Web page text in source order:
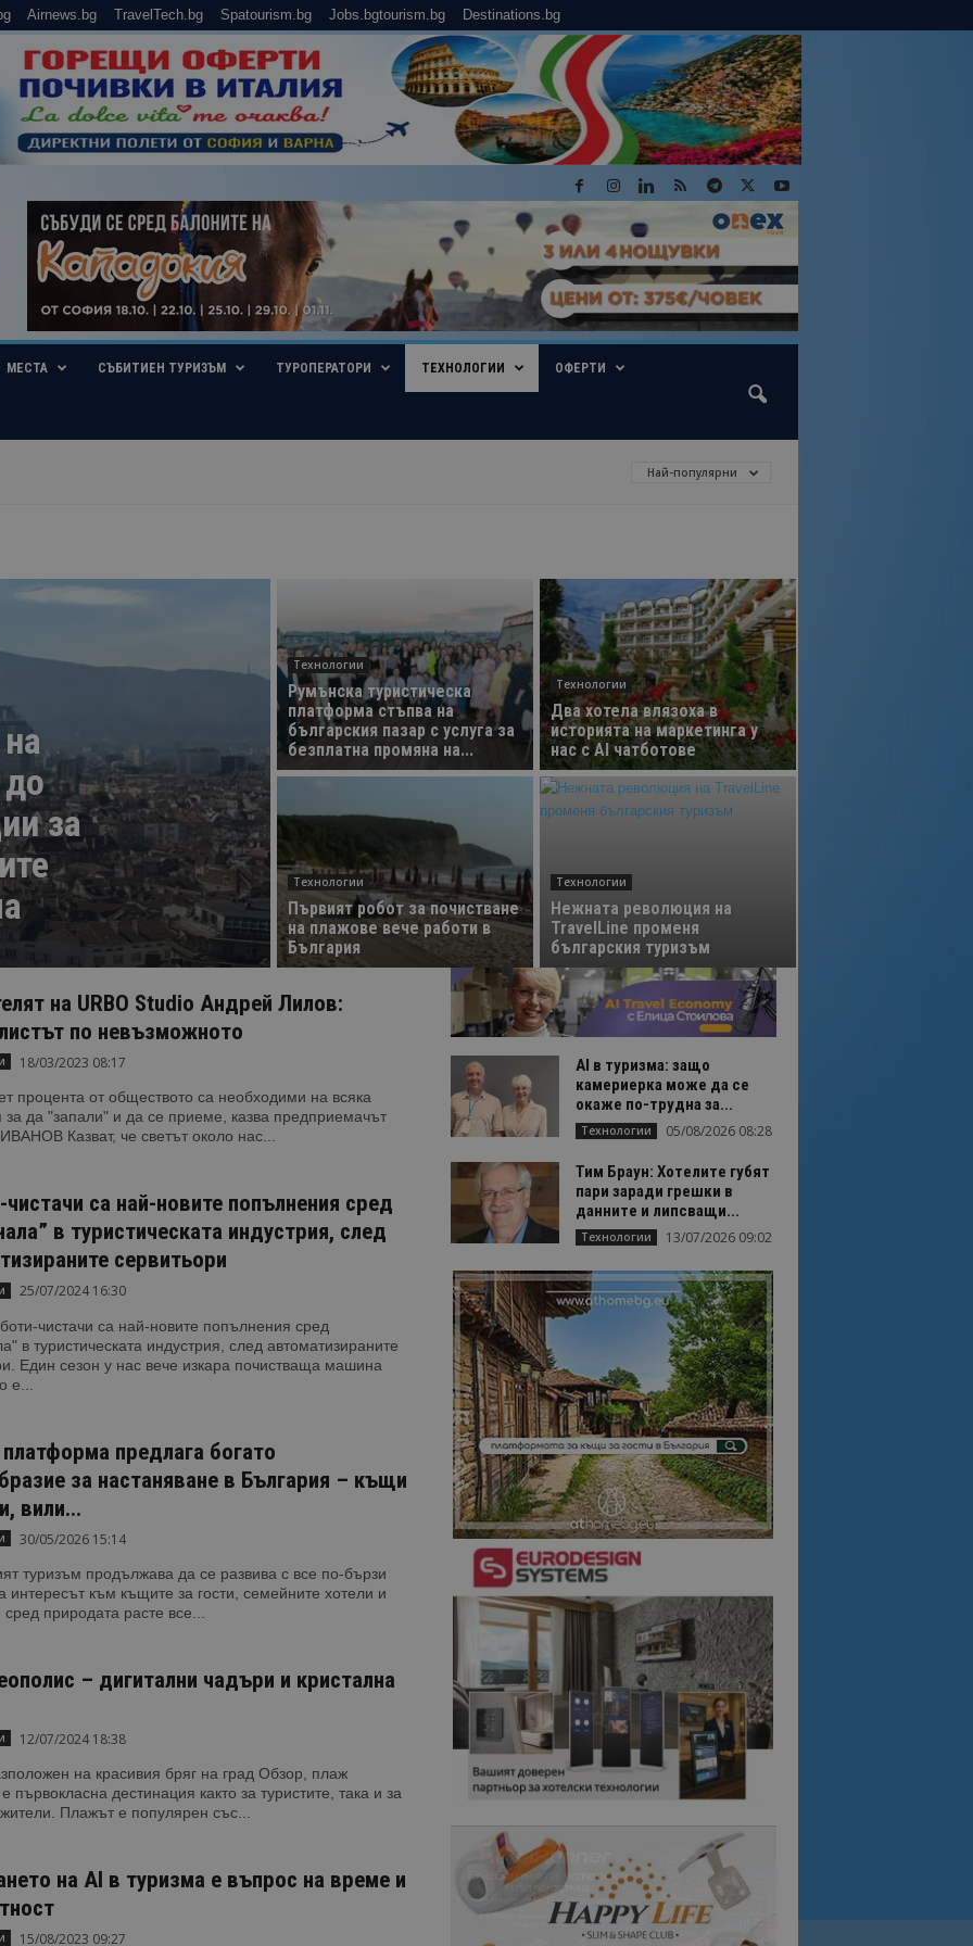
Airnews.bg TravelTech.bg Spatourism.bg Jobs.bgtourism.bg Destinations.bg
МЕСТА СЪБИТИЕН ТУРИЗЪМ ТУРОПЕРАТОРИ ТЕХНОЛОГИИ ОФЕРТИ
Най-популярни
за
Технологии
Румънска туристическа
платформа стъпва на
българския пазар с услуга за
безплатна промяна на...
Технологии
Два хотела влязоха в
историята на маркетинга у
нас с AI чатботове
Технологии
Първият робот за почистване
на плажове вече работи в
България
Технологии
Нежната революция на
TravelLine променя
българския туризъм
на URBO Studio Андрей Лилов:
по невъзможното
18/03/2023 08:17
процента от обществото са необходими на всяка
за да "запали" и да се приеме, казва предприемачът
Казват, че светът около нас...
са най-новите попълнения сред
в туристическата индустрия, след
сервитьори
25/07/2024 16:30
чистачи са най-новите попълнения сред
в туристическата индустрия, след автоматизираните
Един сезон у нас вече изкара почистваща машина
е...
предлага богато
за настаняване в България – къщи
вили...
30/05/2026 15:14
туризъм продължава да се развива с все по-бързи
интересът към къщите за гости, семейните хотели и
сред природата расте все...
– дигитални чадъри и кристална
12/07/2024 18:38
на красивия бряг на град Обзор, плаж
първокласна дестинация както за туристите, така и за
Плажът е популярен със...
на AI в туризма е въпрос на време и
15/08/2023 09:27
AI в туризма: защо
камериерка може да се
окаже по-трудна за...
Технологии 05/08/2026 08:28
Тим Браун: Хотелите губят
пари заради грешки в
данните и липсващи...
Технологии 13/07/2026 09:02